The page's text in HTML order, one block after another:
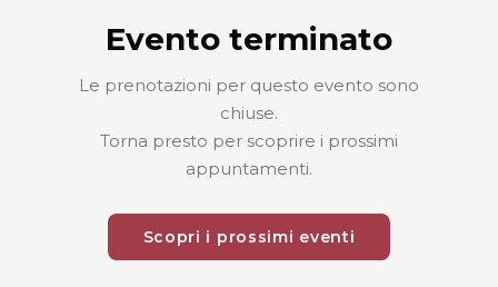
Evento terminato
Le prenotazioni per questo evento sono
chiuse.
Torna presto per scoprire i prossimi
appuntamenti.
Scopri i prossimi eventi